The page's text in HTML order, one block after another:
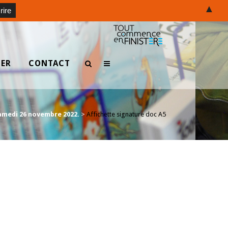
CONTACT
26 novembre 2022. > Affichette signature doc A5
▲